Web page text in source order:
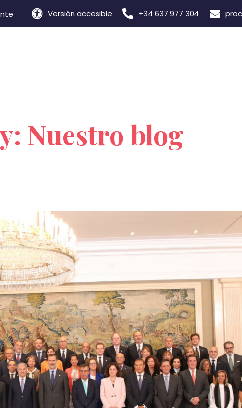
Versión accesible +34 637 977 304
Nuestro blog